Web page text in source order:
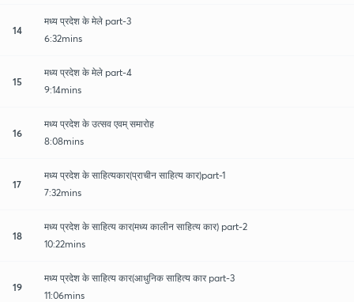
14
मध्य प्रदेश के मेले part-3
6:32mins
15
मध्य प्रदेश के मेले part-4
9:14mins
16
मध्य प्रदेश के उत्सव एवम् समारोह
8:08mins
17
मध्य प्रदेश के साहित्यकार(प्राचीन साहित्य कार)part-1
7:32mins
18
मध्य प्रदेश के साहित्य कार(मध्य कालीन साहित्य कार) part-2
10:22mins
19
मध्य प्रदेश के साहित्य कार(आधुनिक साहित्य कार part-3
11:06mins